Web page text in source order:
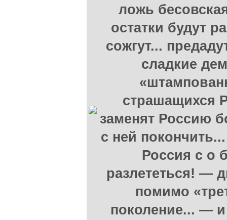
ложь
остатки будут
сожгут...
сладкие
страшащихся
заменят Россию
с ней
Россия с о
разлететься! —
помимо
поколение... —